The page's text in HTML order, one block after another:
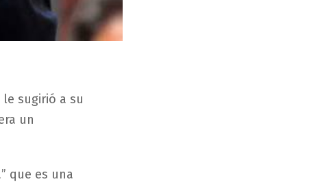
sugirió a su
un
que es una